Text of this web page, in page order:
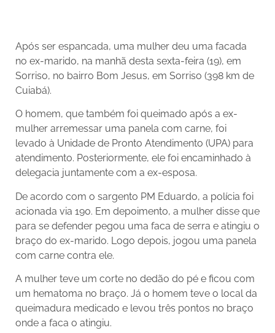
Após ser espancada, uma mulher deu uma facada
no ex-marido, na manhã desta sexta-feira (19), em
Sorriso, no bairro Bom Jesus, em Sorriso (398 km de
Cuiabá).
O homem, que também foi queimado após a ex-
mulher arremessar uma panela com carne, foi
levado à Unidade de Pronto Atendimento (UPA) para
atendimento. Posteriormente, ele foi encaminhado à
delegacia juntamente com a ex-esposa.
De acordo com o sargento PM Eduardo, a polícia foi
acionada via 190. Em depoimento, a mulher disse que
para se defender pegou uma faca de serra e atingiu o
braço do ex-marido. Logo depois, jogou uma panela
com carne contra ele.
A mulher teve um corte no dedão do pé e ficou com
um hematoma no braço. Já o homem teve o local da
queimadura medicado e levou três pontos no braço
onde a faca o atingiu.